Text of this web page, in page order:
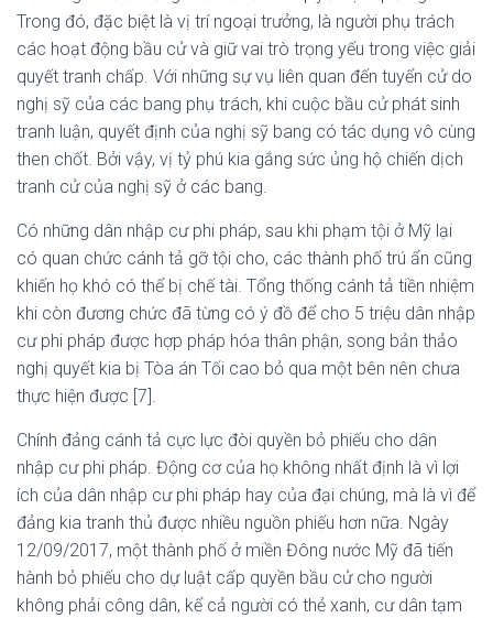
Trong đó, đặc biệt là vị trí ngoại trưởng, là người phụ trách
các hoạt động bầu cử và giữ vai trò trọng yếu trong việc giải
quyết tranh chấp. Với những sự vụ liên quan đến tuyển cử do
nghị sỹ của các bang phụ trách, khi cuộc bầu cử phát sinh
tranh luận, quyết định của nghị sỹ bang có tác dụng vô cùng
then chốt. Bởi vậy, vị tỷ phú kia gắng sức ủng hộ chiến dịch
tranh cử của nghị sỹ ở các bang.
Có những dân nhập cư phi pháp, sau khi phạm tội ở Mỹ lại
có quan chức cánh tả gỡ tội cho, các thành phố trú ẩn cũng
khiến họ khó có thể bị chế tài. Tổng thống cánh tả tiền nhiệm
khi còn đương chức đã từng có ý đồ để cho 5 triệu dân nhập
cư phi pháp được hợp pháp hóa thân phận, song bản thảo
nghị quyết kia bị Tòa án Tối cao bỏ qua một bên nên chưa
thực hiện được [7].
Chính đảng cánh tả cực lực đòi quyền bỏ phiếu cho dân
nhập cư phi pháp. Động cơ của họ không nhất định là vì lợi
ích của dân nhập cư phi pháp hay của đại chúng, mà là vì để
đảng kia tranh thủ được nhiều nguồn phiếu hơn nữa. Ngày
12/09/2017, một thành phố ở miền Đông nước Mỹ đã tiến
hành bỏ phiếu cho dự luật cấp quyền bầu cử cho người
không phải công dân, kể cả người có thẻ xanh, cư dân tạm